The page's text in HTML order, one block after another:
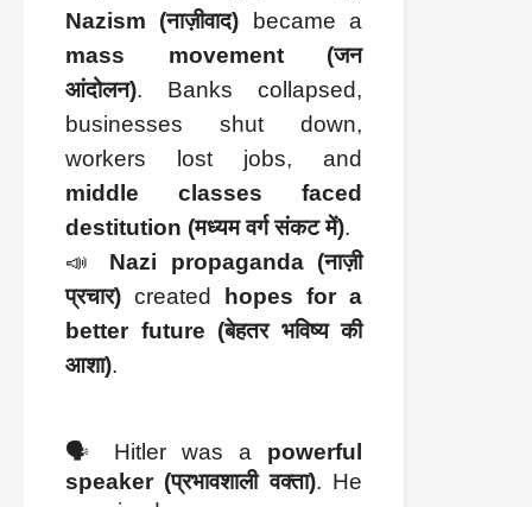
Nazism (नाज़ीवाद) became a
mass movement (जन
आंदोलन). Banks collapsed,
businesses shut down,
workers lost jobs, and
middle classes faced
destitution (मध्यम वर्ग संकट में).
📣 Nazi propaganda (नाज़ी
प्रचार) created
hopes for a
better future (बेहतर भविष्य की
आशा).
🗣️ Hitler was a powerful
speaker (प्रभावशाली वक्ता). He